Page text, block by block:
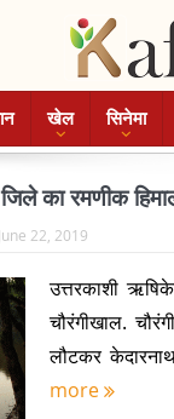
खेल सिनेमा
का रमणीक
June 22, 2019
उत्तरकाशी
चौरंगीखाल.
लौटकर
more